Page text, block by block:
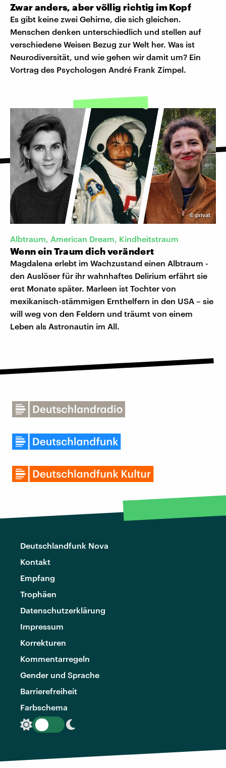
Zwar anders, aber völlig richtig im Kopf
Es gibt keine zwei Gehirne, die sich gleichen.
Menschen denken unterschiedlich und stellen auf
verschiedene Weisen Bezug zur Welt her. Was ist
Neurodiversität, und wie gehen wir damit um? Ein
Vortrag des Psychologen André Frank Zimpel.
©privat
Albtraum, American Dream, Kindheitstraum
Wenn ein Traum dich verändert
Magdalena erlebt im Wachzustand einen Albtraum -
den Auslöser für ihr wahnhaftes Delirium erfährt sie
erst Monate später. Marleen ist Tochter von
mexikanisch-stämmigen Ernthelfern in den USA – sie
will weg von den Feldern und träumt von einem
Leben als Astronautin im All.
Deutschlandfunk Nova
Kontakt
Empfang
Trophäen
Datenschutzerklärung
Impressum
Korrekturen
Kommentarregeln
Gender und Sprache
Barrierefreiheit
Farbschema